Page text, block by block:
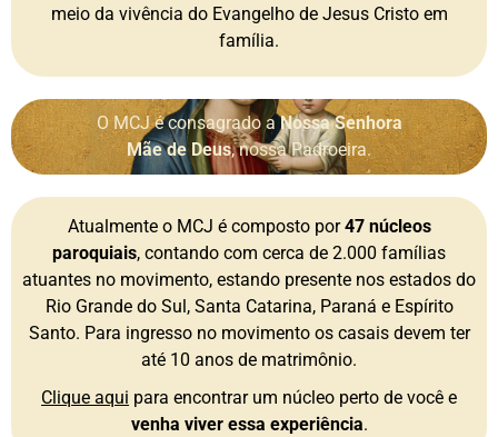
meio da vivência do Evangelho de Jesus Cristo em
família.
O MCJ é consagrado aNossa Senhora
Mãe de Deus, nossa Padroeira.
Atualmente o MCJ é composto por47 núcleos
paroquiais, contando com cerca de 2.000 famílias
atuantes no movimento, estando presente nos estados do
Rio Grande do Sul, Santa Catarina, Paraná e Espírito
Santo. Para ingresso no movimento os casais devem ter
até 10 anos de matrimônio.
Clique aqui para encontrar um núcleo perto de você e
venha viver essa experiência.